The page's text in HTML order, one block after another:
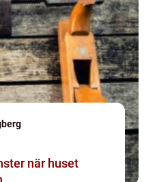
huset